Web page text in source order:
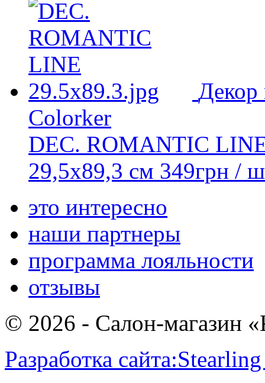
Декор
Colorker
DEC. ROMANTIC
29,5x89,3 см 349грн /
это интересно
наши партнеры
программа лояльности
отзывы
© 2026 - Салон-магазин
Разработка сайта: